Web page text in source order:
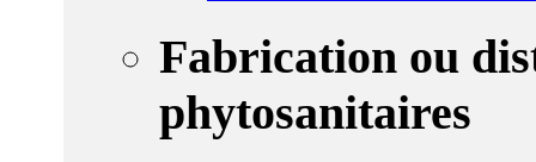
Fabrication ou
phytosanitaires